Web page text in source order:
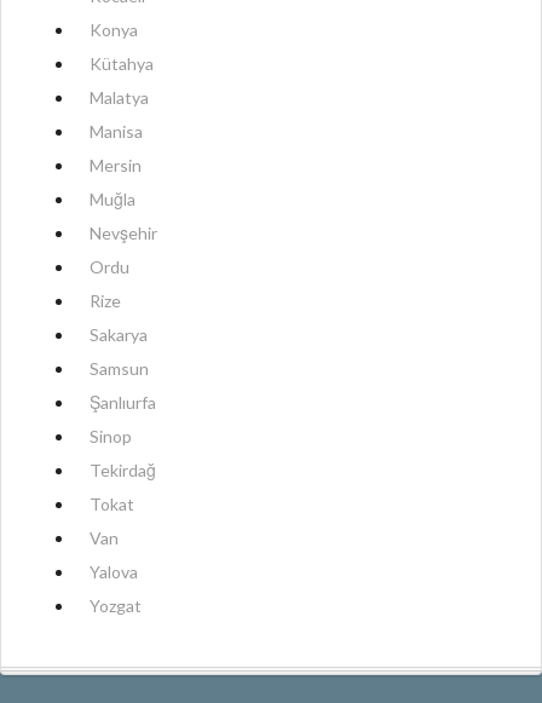
Konya
Kütahya
Malatya
Manisa
Mersin
Muğla
Nevşehir
Ordu
Rize
Sakarya
Samsun
Şanlıurfa
Sinop
Tekirdağ
Tokat
Van
Yalova
Yozgat